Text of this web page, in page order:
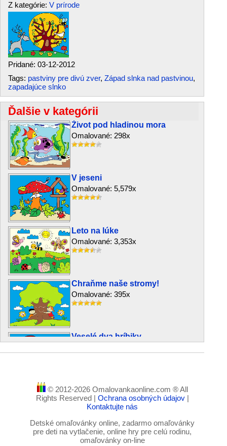
Z kategórie: V prírode
Pridané: 03-12-2012
Tags: pastviny pre divú zver, Západ slnka nad pastvinou,
zapadajúce slnko
Ďalšie v kategórii
Život pod hladinou mora
Omalované: 298x
V jeseni
Omalované: 5,579x
Leto na lúke
Omalované: 3,353x
Chraňme naše stromy!
Omalované: 395x
Veselé dva hríbiky
Krásne hríby
Omalované: 214x
Motív zo záhrady
© 2012-2026 Omalovankaonline.com ® All
Rights Reserved | Ochrana osobných údajov |
Kontaktujte nás
Detské omaľovánky online, zadarmo omaľovánky
pre deti na vytlačenie, online hry pre celú rodinu,
omaľovánky on-line